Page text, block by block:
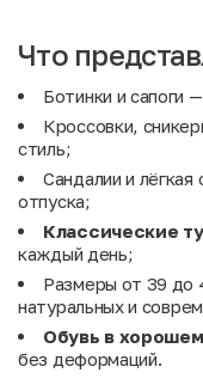
Что
Ботинки и сапоги
Кроссовки,
стиль;
Сандалии и
отпуска;
Классические
каждый день;
Размеры от 39 до
натуральных и
Обувь в
без деформаций.